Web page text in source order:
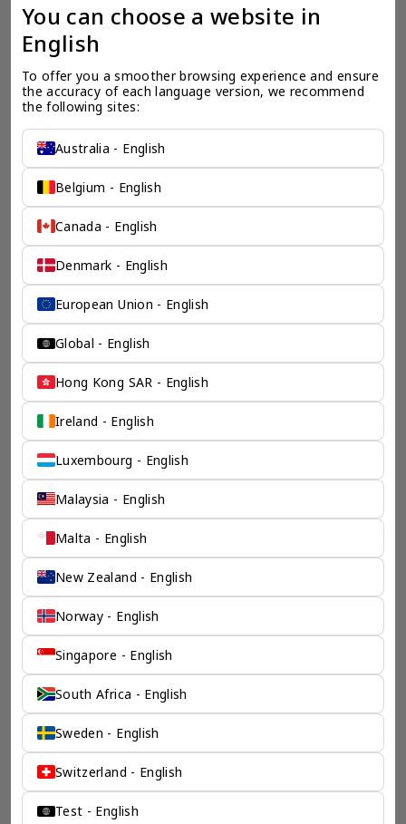
一个全服务咨询公司为您
保驾护航
奕资环球是您值得信赖的海外合作伙伴。我们是香港伦敦奕资
咨询有限公司的零售咨询部门，这是一家总部位于香港的全球
咨询机构，接触世界50个市场，约占全球GDP的72%。
凭借其战略优势，我们可以将客户与全球市场的机遇联系起
来，并为21个行业的客户提供服务。
了解香港伦敦奕资咨询有限公司 >
You can choose a website in
English
To offer you a smoother browsing experience and ensure
the accuracy of each language version, we recommend
the following sites:
Australia - English
Belgium - English
Canada - English
Denmark - English
European Union - English
Global - English
Hong Kong SAR - English
Ireland - English
Luxembourg - English
Malaysia - English
Malta - English
New Zealand - English
Norway - English
Singapore - English
South Africa - English
Sweden - English
Switzerland - English
Test - English